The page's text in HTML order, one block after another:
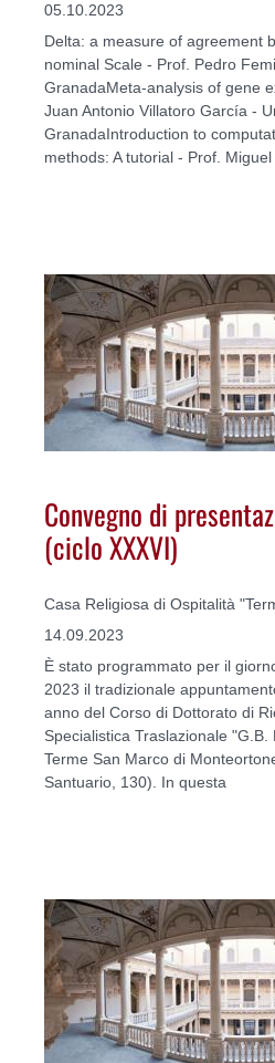
05.10.2023
Delta: a measure of agreement
nominal Scale - Prof. Pedro
GranadaMeta-analysis of gene
Juan Antonio Villatoro García -
GranadaIntroduction to
methods: A tutorial - Prof. Miguel
Convegno di
(ciclo XXXVI)
Casa Religiosa di Ospitalità
14.09.2023
È stato programmato per il
2023 il tradizionale
anno del Corso di Dottorato di
Specialistica Traslazionale
Terme San Marco di
Santuario, 130). In questa